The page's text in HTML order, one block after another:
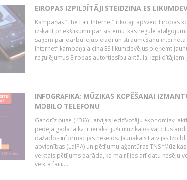
EIROPAS IZPILDĪTĀJI STEIDZINA ES
Kampaņas “The Fair Internet” rīkotāji apsveic Eiropas
izskatīt priekšlikumu par sistēmu, kas regulē
saņem par darbu lejupielādi un straumēšanu interneta
Internet” kampaņa aicina ES likumdevējus pieņemt
regulējumus Eiropas autortiesību aktā, lai izpildītājiem
INFOGRAFIKA: MŪZIKAS KOPĒŠANAI
MOBILO TELEFONU
Gandrīz puse (43%) Latvijas iedzīvotāju ekonomiski
pēdējā gada laikā ir ierakstījuši muzikālos vai citus
dažādos informācijas nesējos. Jaunākais Latvijas
apvienības (LaIPA) un pētījumu aģentūras TNS
veiktais pētījums parāda, ka mainījies arī datu nesēju
veikta failu...